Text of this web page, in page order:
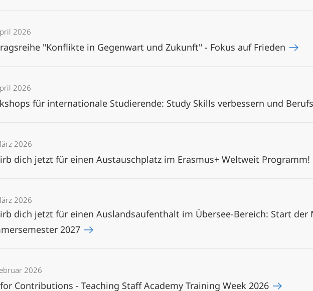
2026
"Konflikte in Gegenwart und Zukunft" - Fokus auf Frieden
2026
für internationale Studierende: Study Skills verbessern und
2026
dich jetzt für einen Austauschplatz im Erasmus+ Weltweit Programm!
2026
dich jetzt für einen Auslandsaufenthalt im Übersee-Bereich: Start
2027
2026
Contributions - Teaching Staff Academy Training Week 2026